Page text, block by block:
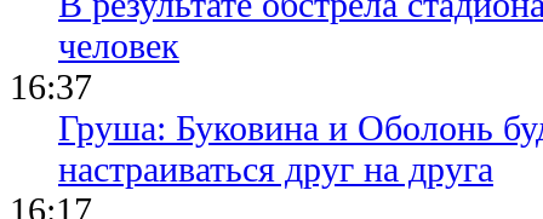
человек
16:37
Груша: Буковина и Оболонь
настраиваться друг на друга
16:17